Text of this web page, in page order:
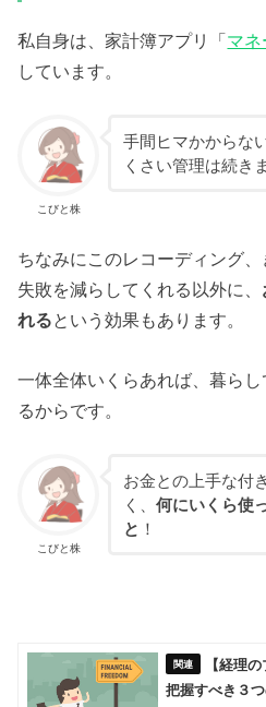
私自身は、家計簿アプリ「マネ
しています。
こびと株
手間ヒマかからな
くさい管理は続き
ちなみにこのレコーディング
失敗を減らしてくれる以外に、
れるという効果もあります。
一体全体いくらあれば、暮ら
るからです。
こびと株
お金との上手な付
く、 何にいくら使
と ！
【経理
把握すべき３